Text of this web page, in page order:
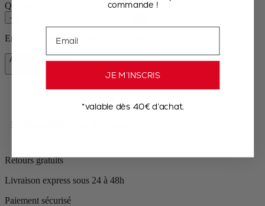
Quantité
–
En stock et prêt à être livré chez vous.
Ajouter au panier
Livraison offerte dès 50€ d'achat
Retours gratuits
Livraison express sous 24 à 48h
Paiement sécurisé
commande !
JE M’INSCRIS
*valable dès 40€ d’achat.